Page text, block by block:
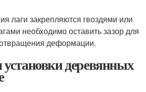
лаги закрепляются гвоздями или
необходимо оставить зазор для
деформации.
деревянных